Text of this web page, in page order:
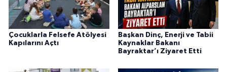
Çocuklarla Felsefe Atölyesi
Kapılarını Açtı
Başkan Dinç, Enerji ve Tabii
Kaynaklar Bakanı
Bayraktar’ı Ziyaret Etti